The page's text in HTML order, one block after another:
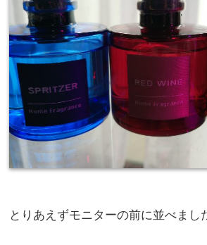
とりあえずモニターの前に並べまし